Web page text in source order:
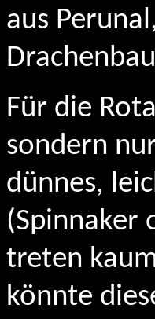
aus
Für die
sondern
dünnes,
(Spinnaker
treten
könnte